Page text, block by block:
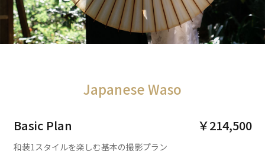
Japanese Waso
Basic Plan ￥214,500
和装1スタイルを楽しむ基本の撮影プラン